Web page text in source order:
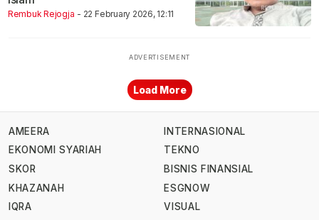
Rembuk Rejogja - 22 February 2026, 12:11
Load More
AMEERA
EKONOMI SYARIAH
SKOR
KHAZANAH
IQRA
INTERNASIONAL
TEKNO
BISNIS FINANSIAL
ESGNOW
VISUAL